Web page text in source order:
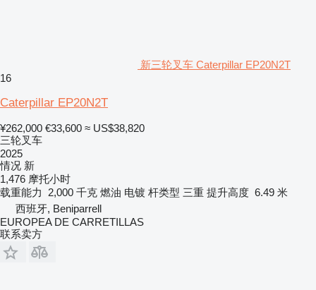
新三轮叉车 Caterpillar EP20N2T
16
Caterpillar EP20N2T
¥262,000 €33,600 ≈ US$38,820
三轮叉车
2025
情况 新
1,476 摩托小时
载重能力
2,000 千克 燃油 电镀 杆类型 三重 提升高度 6.49 米
西班牙, Beniparrell
EUROPEA DE CARRETILLAS
联系卖方